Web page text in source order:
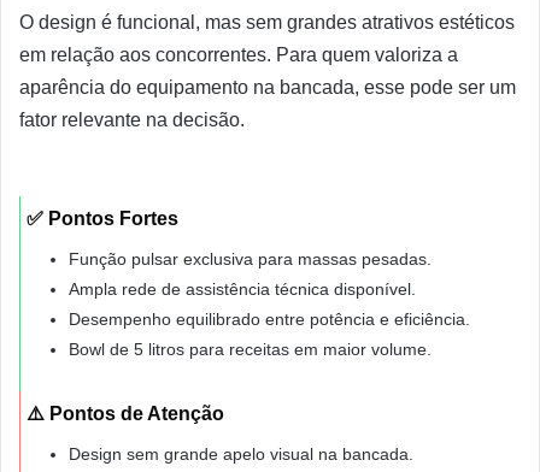
O design é funcional, mas sem grandes atrativos estéticos
em relação aos concorrentes. Para quem valoriza a
aparência do equipamento na bancada, esse pode ser um
fator relevante na decisão.
✅ Pontos Fortes
Função pulsar exclusiva para massas pesadas.
Ampla rede de assistência técnica disponível.
Desempenho equilibrado entre potência e eficiência.
Bowl de 5 litros para receitas em maior volume.
⚠️ Pontos de Atenção
Design sem grande apelo visual na bancada.